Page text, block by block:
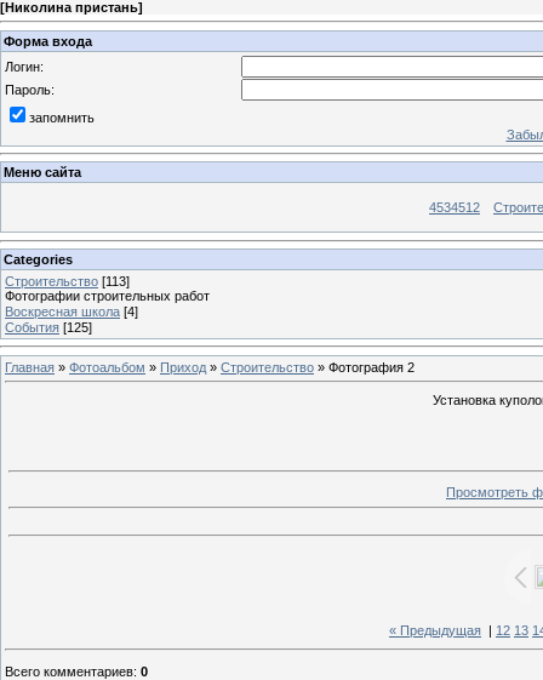
[Николина пристань]
Форма входа
Логин:
Пароль:
запомнить
Меню сайта
4534512
Categories
Строительство [113]
Фотографии строительных работ
Воскресная школа [4]
События [125]
Главная » Фотоальбом » Приход » Строительство » Фотография 2
Установка
Просмотреть
« Предыдущая 12 13
Всего комментариев: 0